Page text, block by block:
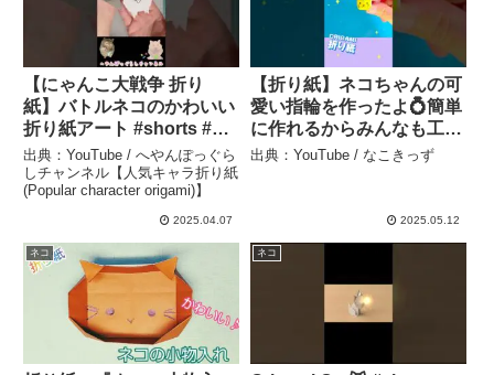
【にゃんこ大戦争 折り
紙】バトルネコのかわいい
折り紙アート #shorts #に
ゃんこ大戦争 #折り紙 #ネ
コ #へやんぽっぐらし – へ
やんぽっぐらしチャンネル
【人気キャラ折り紙
(Popular character
origami)】
出典：YouTube / へやんぽっぐら
しチャンネル【人気キャラ折り紙
(Popular character origami)】
2025.04.07
【折り紙】ネコちゃんの可
愛い指輪を作ったよ💍簡単
に作れるからみんなも工作
してみてね！ #簡単工作 –
出典：YouTube / なこきっず
2025.05.12
ネコ ネコ